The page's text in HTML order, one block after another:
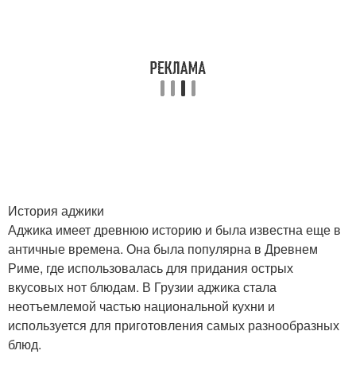
История аджики
Аджика имеет древнюю историю и была известна еще в
античные времена. Она была популярна в Древнем
Риме, где использовалась для придания острых
вкусовых нот блюдам. В Грузии аджика стала
неотъемлемой частью национальной кухни и
используется для приготовления самых разнообразных
блюд.